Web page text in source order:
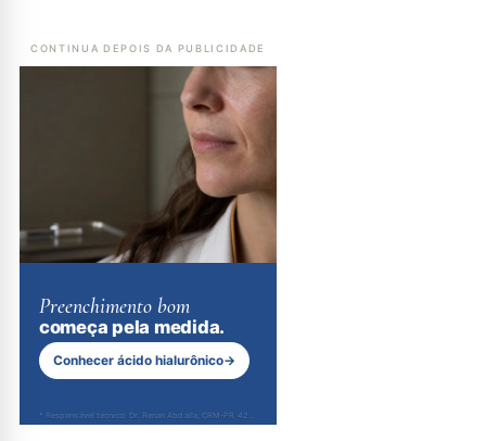
CONTINUA DEPOIS DA PUBLICIDADE
Preenchimento bom
começa pela medida.
Conhecer ácido hialurônico→